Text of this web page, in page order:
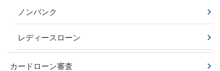
ノンバンク
レディースローン
カードローン審査